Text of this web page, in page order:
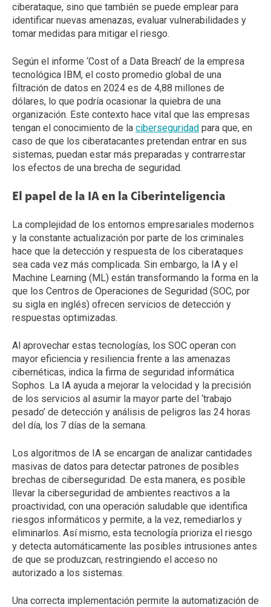
ciberataque, sino que también se puede emplear para
identificar nuevas amenazas, evaluar vulnerabilidades y
tomar medidas para mitigar el riesgo.
Según el informe ‘Cost of a Data Breach’ de la empresa
tecnológica IBM, el costo promedio global de una
filtración de datos en 2024 es de 4,88 millones de
dólares, lo que podría ocasionar la quiebra de una
organización. Este contexto hace vital que las empresas
tengan el conocimiento de la ciberseguridad para que, en
caso de que los ciberatacantes pretendan entrar en sus
sistemas, puedan estar más preparadas y contrarrestar
los efectos de una brecha de seguridad.
El papel de la IA en la Ciberinteligencia
La complejidad de los entornos empresariales modernos
y la constante actualización por parte de los criminales
hace que la detección y respuesta de los ciberataques
sea cada vez más complicada. Sin embargo, la IA y el
Machine Learning (ML) están transformando la forma en la
que los Centros de Operaciones de Seguridad (SOC, por
su sigla en inglés) ofrecen servicios de detección y
respuestas optimizadas.
Al aprovechar estas tecnologías, los SOC operan con
mayor eficiencia y resiliencia frente a las amenazas
cibernéticas, indica la firma de seguridad informática
Sophos. La IA ayuda a mejorar la velocidad y la precisión
de los servicios al asumir la mayor parte del ‘trabajo
pesado’ de detección y análisis de peligros las 24 horas
del día, los 7 días de la semana.
Los algoritmos de IA se encargan de analizar cantidades
masivas de datos para detectar patrones de posibles
brechas de ciberseguridad. De esta manera, es posible
llevar la ciberseguridad de ambientes reactivos a la
proactividad, con una operación saludable que identifica
riesgos informáticos y permite, a la vez, remediarlos y
eliminarlos. Así mismo, esta tecnología prioriza el riesgo
y detecta automáticamente las posibles intrusiones antes
de que se produzcan, restringiendo el acceso no
autorizado a los sistemas.
Una correcta implementación permite la automatización de